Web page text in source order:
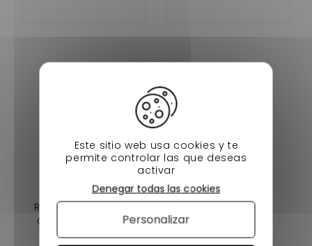
LÍQUIDO DE
REFRIGERACIÓN DEL
COCHE MOTUL SIN
LICENCIA (1LITRO)
4,90 €
Este sitio web usa cookies y te
permite controlar las que deseas
activar
Denegar todas las cookies
Personalizar